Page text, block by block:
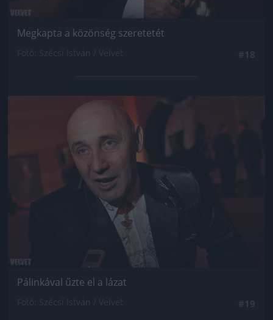
Megkapta a közönség szeretetét
Jön még kép!
Pálinkával űzte el a lázat